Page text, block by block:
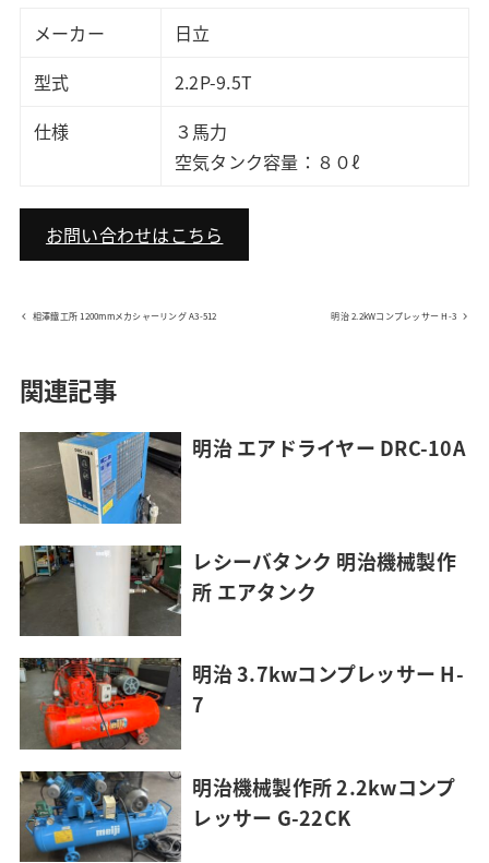
メーカー
日立
型式
2.2P-9.5T
仕様
３馬力
空気タンク容量：８０ℓ
お問い合わせはこちら
相澤鐵工所 1200mmメカシャーリング A3-512 明治 2.2kWコンプレッサー H-3
関連記事
明治 エアドライヤー DRC-10A
レシーバタンク 明治機械製作
所 エアタンク
明治 3.7kwコンプレッサー H-
7
明治機械製作所 2.2kwコンプ
レッサー G-22CK